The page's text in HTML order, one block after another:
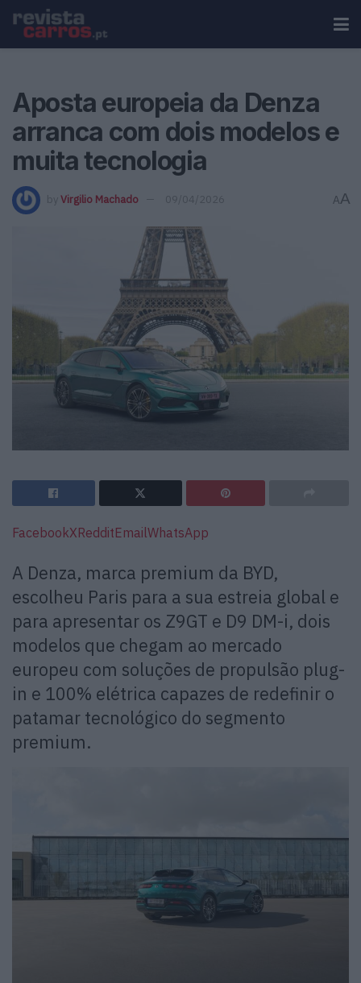
Aposta europeia da Denza
arranca com dois modelos e
muita tecnologia
by Virgilio Machado 09/04/2026 AA
FacebookXRedditEmailWhatsApp
A Denza, marca premium da BYD,
escolheu Paris para a sua estreia global e
para apresentar os Z9GT e D9 DM-i, dois
modelos que chegam ao mercado
europeu com soluções de propulsão plug-
in e 100% elétrica capazes de redefinir o
patamar tecnológico do segmento
premium.